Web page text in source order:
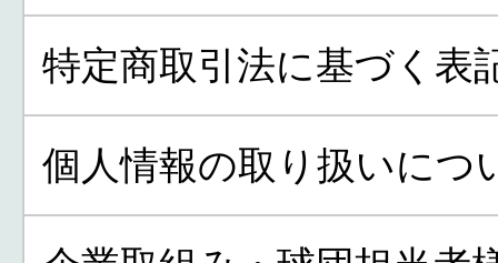
特定商取引法に基づく表
個人情報の取り扱いにつ